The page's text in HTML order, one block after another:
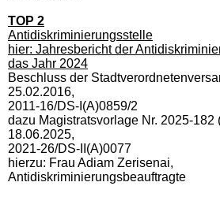
TOP 2
Antidiskriminierungsstelle
hier: Jahresbericht der
das Jahr 2024
Beschluss der
25.02.2016,
2011-16/DS-I(A)0859/2
dazu Magistratsvorlage Nr. 2025-182
18.06.2025,
2021-26/DS-II(A)0077
hierzu: Frau Adiam Zerisenai,
Antidiskriminierungsbeauftragte